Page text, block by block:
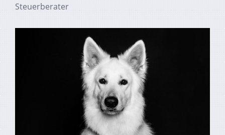
Steuerberater